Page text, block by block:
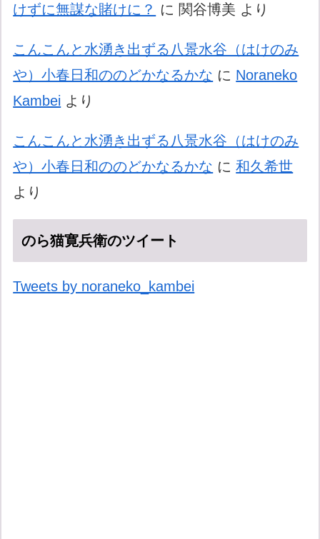
けずに無謀な賭けに？ に 関谷博美 より
こんこんと水湧き出ずる八景水谷（はけのみ
や）小春日和ののどかなるかな に Noraneko
Kambei より
こんこんと水湧き出ずる八景水谷（はけのみ
や）小春日和ののどかなるかな に和久希世
より
のら猫寛兵衛のツイート
Tweets by noraneko_kambei